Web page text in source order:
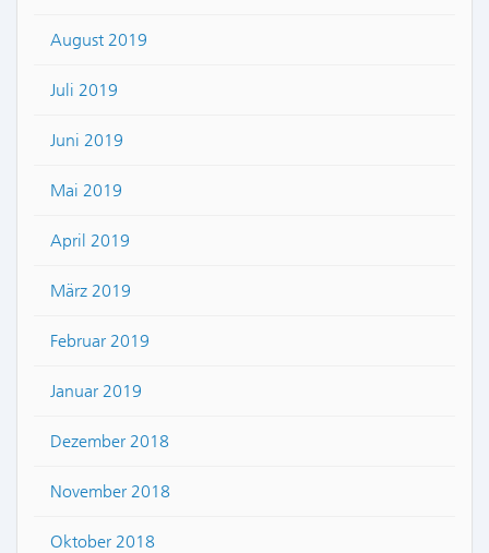
August 2019
Juli 2019
Juni 2019
Mai 2019
April 2019
März 2019
Februar 2019
Januar 2019
Dezember 2018
November 2018
Oktober 2018